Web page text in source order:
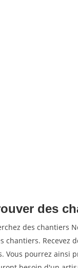
des
des chantiers
chantiers. Recevez
Vous pourrez ainsi